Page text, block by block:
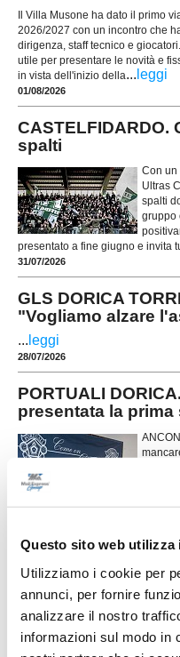
Questo sito web utilizza
Utilizziamo i cookie per
annunci, per fornire
analizzare il nostro
informazioni sul modo in
Il Villa Musone ha dato il primo
2026/2027 con un incontro che
dirigenza, staff tecnico e
utile per presentare le novità e
in vista dell'inizio della... leggi
01/08/2026
spalti
Con un
Ultras
spalti
gruppo
presentato a fine giugno e invita
31/07/2026
GLS DORICA
"Vogliamo alzare
... leggi
28/07/2026
PORTUALI
presentata la prima
dei
nuova
impo...leggi
direttore sportivo
Il Castelfidardo ha ufficializzato
Tommaso Faccilongo come